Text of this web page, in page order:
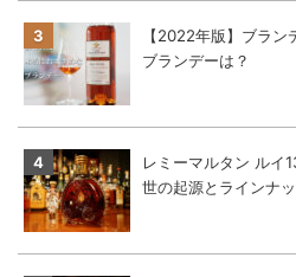
【2022年版】ブラ
ブランデーは？
レミーマルタン ルイ
世の起源とラインナ